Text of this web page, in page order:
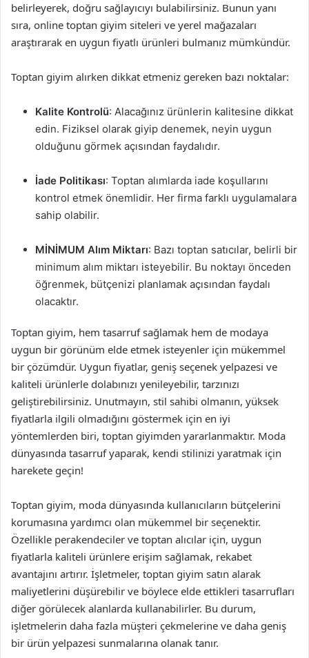
belirleyerek, doğru sağlayıcıyı bulabilirsiniz. Bunun yanı
sıra, online toptan giyim siteleri ve yerel mağazaları
araştırarak en uygun fiyatlı ürünleri bulmanız mümkündür.
Toptan giyim alırken dikkat etmeniz gereken bazı noktalar:
Kalite Kontrolü: Alacağınız ürünlerin kalitesine dikkat
edin. Fiziksel olarak giyip denemek, neyin uygun
olduğunu görmek açısından faydalıdır.
İade Politikası: Toptan alımlarda iade koşullarını
kontrol etmek önemlidir. Her firma farklı uygulamalara
sahip olabilir.
MİNİMUM Alım Miktarı: Bazı toptan satıcılar, belirli bir
minimum alım miktarı isteyebilir. Bu noktayı önceden
öğrenmek, bütçenizi planlamak açısından faydalı
olacaktır.
Toptan giyim, hem tasarruf sağlamak hem de modaya
uygun bir görünüm elde etmek isteyenler için mükemmel
bir çözümdür. Uygun fiyatlar, geniş seçenek yelpazesi ve
kaliteli ürünlerle dolabınızı yenileyebilir, tarzınızı
geliştirebilirsiniz. Unutmayın, stil sahibi olmanın, yüksek
fiyatlarla ilgili olmadığını göstermek için en iyi
yöntemlerden biri, toptan giyimden yararlanmaktır. Moda
dünyasında tasarruf yaparak, kendi stilinizi yaratmak için
harekete geçin!
Toptan giyim, moda dünyasında kullanıcıların bütçelerini
korumasına yardımcı olan mükemmel bir seçenektir.
Özellikle perakendeciler ve toptan alıcılar için, uygun
fiyatlarla kaliteli ürünlere erişim sağlamak, rekabet
avantajını artırır. İşletmeler, toptan giyim satın alarak
maliyetlerini düşürebilir ve böylece elde ettikleri tasarrufları
diğer görülecek alanlarda kullanabilirler. Bu durum,
işletmelerin daha fazla müşteri çekmelerine ve daha geniş
bir ürün yelpazesi sunmalarına olanak tanır.